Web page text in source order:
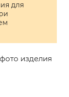
для
изделия